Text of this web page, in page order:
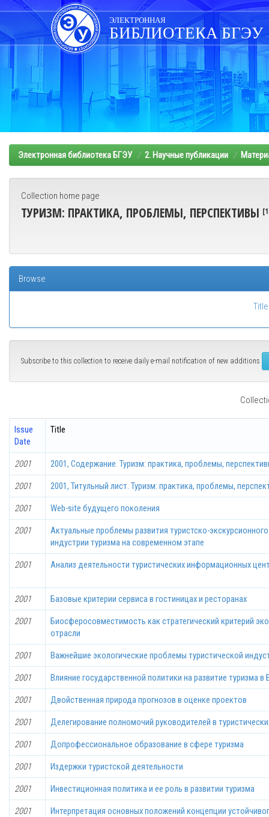
Skip
navigation
ЭЛЕКТРОННАЯ
БИБЛИОТЕКА БГЭУ
Электронная библиотека БГЭУ 2. Научные публикации
Collection home page
ТУРИЗМ: ПРАКТИКА, ПРОБЛЕМЫ, ПЕРСПЕКТИВЫ
Browse
Title
Subscribe to this collection to receive daily e-mail notification of new additions
Issue
Date
Title
2001 2001, Содержание. Туризм: практика, проблемы,
2001 2001, Титульный лист. Туризм: практика, проблемы,
2001 Web-site будущего поколения
2001
Актуальные проблемы развития туристско-
индустрии туризма на современном этапе
2001 Анализ деятельности туристических информационных
2001 Базовые критерии сервиса в гостиницах и ресторанах
2001
Биосферосовместимость как стратегический критерий
отрасли
2001 Важнейшие экологические проблемы туристической
2001 Влияние государственной политики на развитие туризма в
2001 Двойственная природа прогнозов в оценке проектов
2001 Делегирование полномочий руководителей в
2001 Допрофессиональное образование в сфере туризма
2001 Издержки туристской деятельности
2001 Инвестиционная политика и ее роль в развитии туризма
2001 Интерпретация основных положений концепции